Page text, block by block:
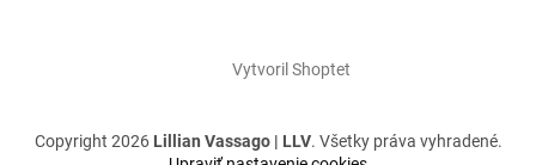
Vytvoril Shoptet
Copyright 2026 Lillian Vassago | LLV. Všetky práva vyhradené.